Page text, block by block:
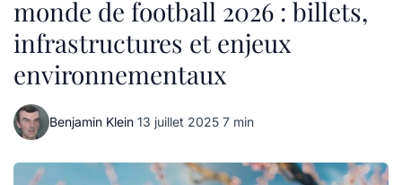
monde de football 2026 : billets,
infrastructures et enjeux
environnementaux
Benjamin Klein·13 juillet 2025·7 min